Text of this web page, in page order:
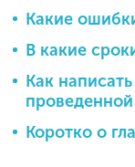
Какие
В какие
Как
Коротко о